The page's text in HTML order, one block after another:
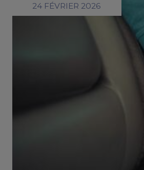
24 FÉVRIER 2026